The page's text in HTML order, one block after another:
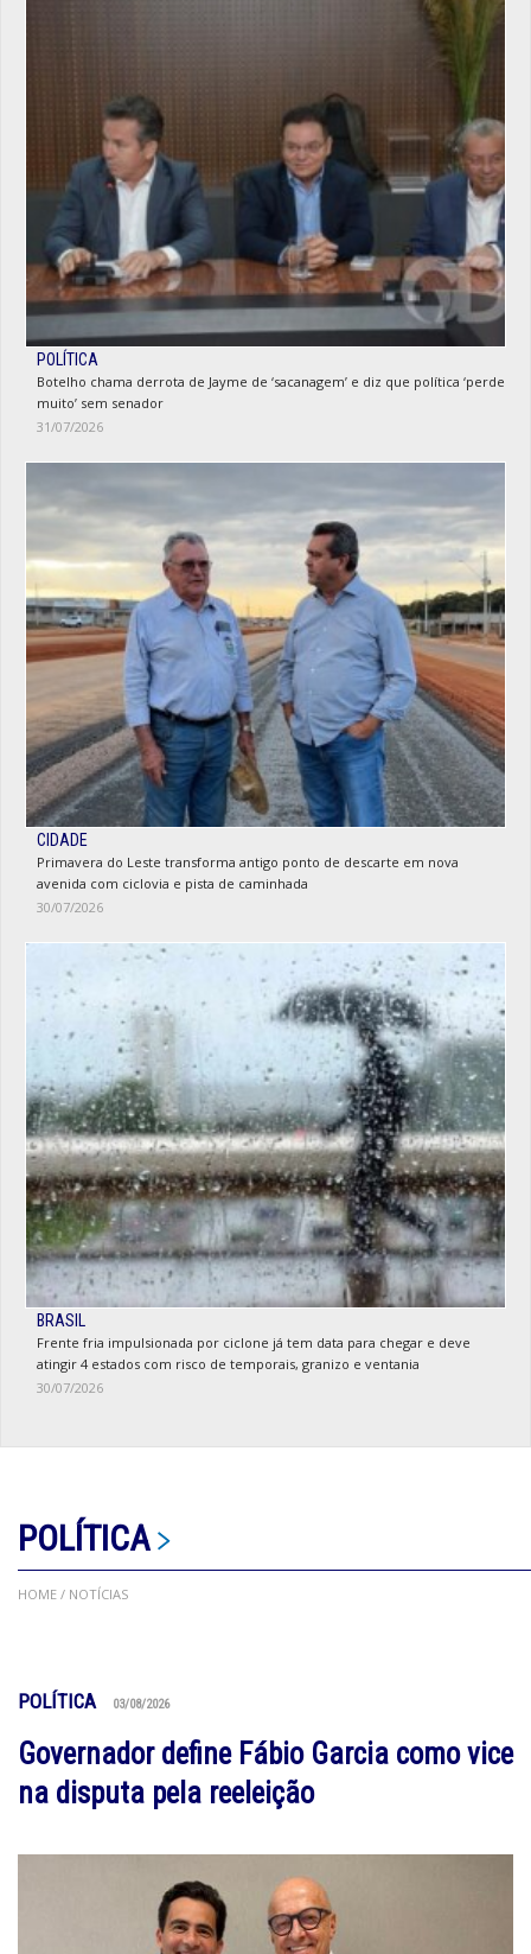
POLÍTICA
Botelho chama derrota de Jayme de ‘sacanagem’ e diz que política ‘perde
muito’ sem senador
31/07/2026
CIDADE
Primavera do Leste transforma antigo ponto de descarte em nova
avenida com ciclovia e pista de caminhada
30/07/2026
BRASIL
Frente fria impulsionada por ciclone já tem data para chegar e deve
atingir 4 estados com risco de temporais, granizo e ventania
30/07/2026
POLÍTICA
HOME / NOTÍCIAS
POLÍTICA 03/08/2026
Governador define Fábio Garcia como vice
na disputa pela reeleição